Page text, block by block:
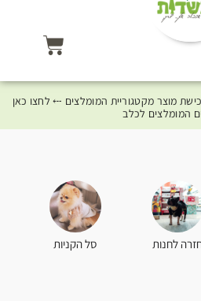
מוצר מקטגוריית המומלצים ⤎ לחצו כאן
המומלצים לכלב
לחנות סל הקניות